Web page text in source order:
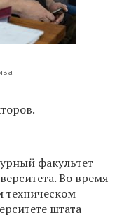
факультет
Во время
техническом
штата